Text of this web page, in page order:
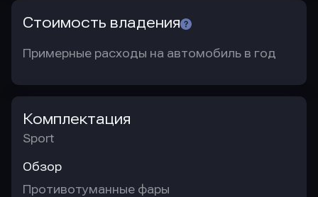
Стоимость владения
Примерные расходы на автомобиль в год
Комплектация
Sport
Обзор
Противотуманные фары